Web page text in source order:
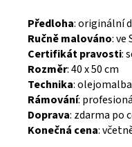
Předloha: originální
Ručně malováno: ve
Certifikát pravosti:
Rozměr: 40 x 50 cm
Technika:
Rámování:
Doprava: zdarma po
Konečná cena: